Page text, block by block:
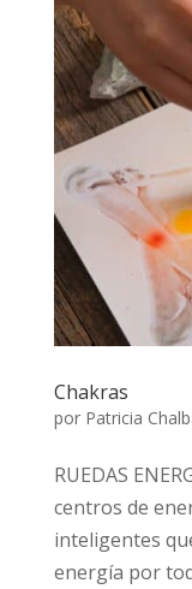
Chakras
por Patricia
RUEDAS
centros de
inteligentes
energía por